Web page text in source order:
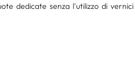
dedicate senza l'utilizzo di vernici